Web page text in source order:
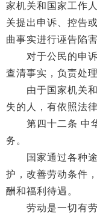
家机关和国家工作
关提出申诉、控告
曲事实进行诬告陷害
对于公民的申诉
查清事实，负责处
由于国家机关和
失的人，有依照法
第四十二条 中华
务。
国家通过各种途
护，改善劳动条件
酬和福利待遇。
劳动是一切有劳